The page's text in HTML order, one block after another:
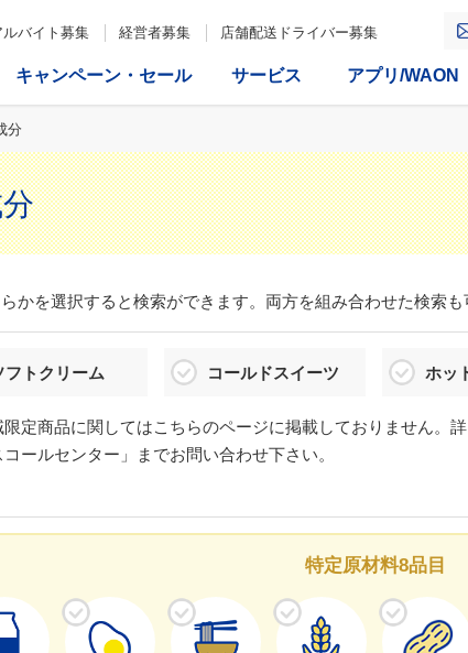
ルバイト募集 経営者募集 店舗配送ドライバー募集
キャンペーン・セール サービス アプリ/WAON
分
かを選択すると検索ができます。両方を組み合わせた検索も
フトクリーム コールドスイーツ ホッ
限定商品に関してはこちらのページに掲載しておりません。
コールセンター」までお問い合わせ下さい。
特定原材料8品目